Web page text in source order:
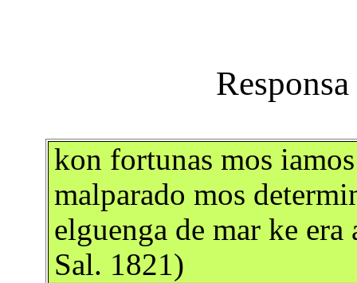
kon fortunas mos
malparado mos
elguenga de mar ke
Sal. 1821)